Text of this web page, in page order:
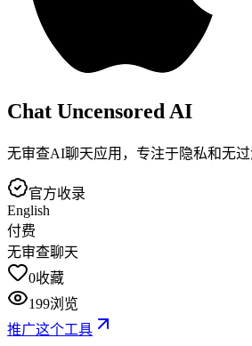
Chat Uncensored AI
无审查AI聊天应用，专注于隐私和无
官方收录
English
付费
无审查聊天
0收藏
199浏览
推广这个工具